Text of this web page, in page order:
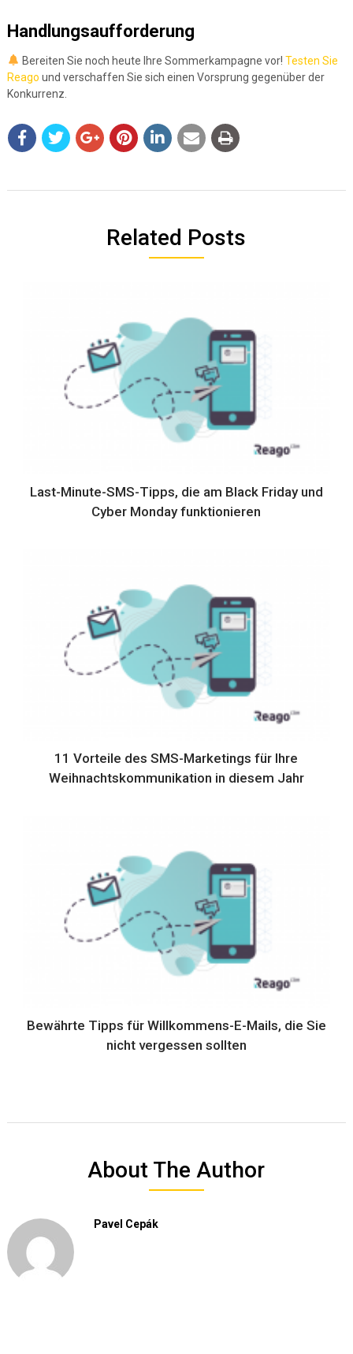
Handlungsaufforderung
Bereiten Sie noch heute Ihre Sommerkampagne vor! Testen Sie
Reago und verschaffen Sie sich einen Vorsprung gegenüber der
Konkurrenz.
Related Posts
Last-Minute-SMS-Tipps, die am Black Friday und
Cyber Monday funktionieren
11 Vorteile des SMS-Marketings für Ihre
Weihnachtskommunikation in diesem Jahr
Bewährte Tipps für Willkommens-E-Mails, die Sie
nicht vergessen sollten
About The Author
Pavel Cepák